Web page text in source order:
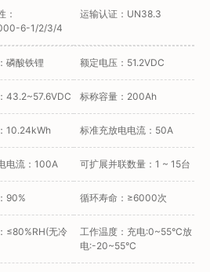
：
6-1/2/3/4
运输认证：UN38.3
磷酸铁锂 额定电压：51.2VDC
43.2~57.6VDC 标称容量：200Ah
10.24kWh 标准充放电电流：50A
电流：100A 可扩展并联数量：1 ~ 15台
90% 循环寿命：≥6000次
≤80%RH(无冷
工作温度：充电:0~55°C放
电:-20~55°C